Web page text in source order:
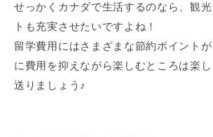
せっかくカナダで生活するのなら、観
トも充実させたいですよね！
留学費用にはさまざまな節約ポイント
に費用を抑えながら楽しむところは楽
送りましょう♪